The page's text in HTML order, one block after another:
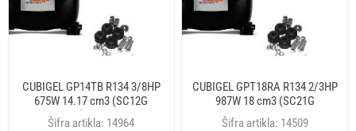
CUBIGEL GP14TB R134 3/8HP
675W 14.17 cm3 (SC12G
601FR062) KOMPRESOR
Šifra artikla: 14964
CUBIGEL GPT18RA R134 2/3HP
987W 18 cm3 (SC21G
318CY005) KOMPRESOR
Šifra artikla: 14509